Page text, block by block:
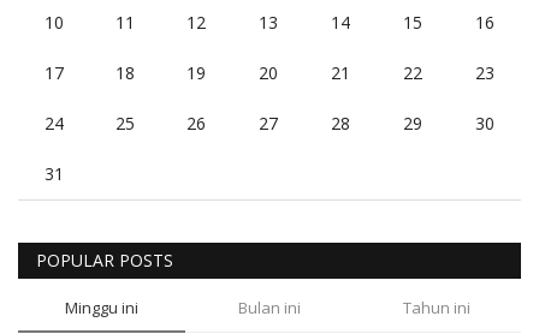
10 11 12 13 14 15 16
17 18 19 20 21 22 23
24 25 26 27 28 29 30
31
POPULAR POSTS
Minggu ini Bulan ini Tahun ini